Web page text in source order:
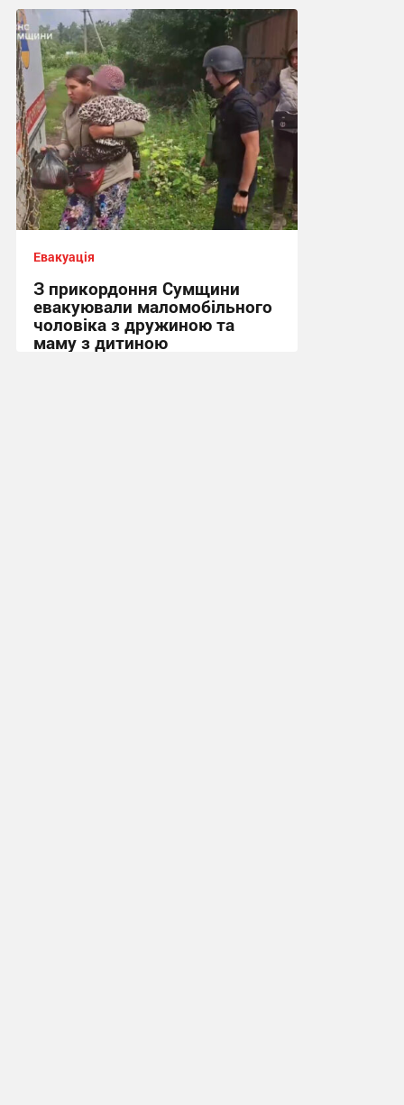
13:47, 1.08.2026
Евакуація
З прикордоння Сумщини
евакуювали маломобільного
чоловіка з дружиною та
маму з дитиною